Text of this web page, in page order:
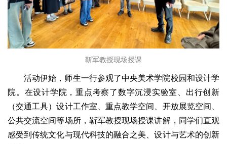
靳军教授现场授课
活动伊始，师生一行参观了中央美术学院校园和设计学
院。在设计学院，重点考察了数字沉浸实验室、出行创新
（交通工具）设计工作室、重点教学空间、开放展览空间、
公共交流空间等场所，靳军教授现场授课讲解，同学们直观
感受到传统文化与现代科技的融合之美、设计与艺术的创新